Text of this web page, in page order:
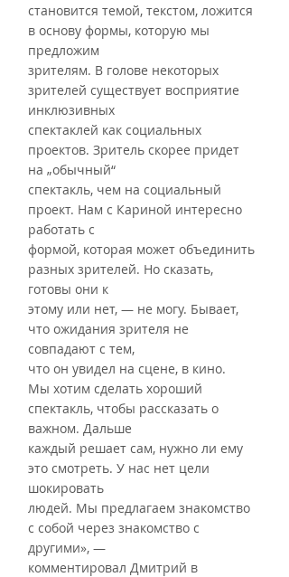
становится темой, текстом, ложится
в основу формы, которую мы
предложим
зрителям. В голове некоторых
зрителей существует восприятие
инклюзивных
спектаклей как социальных
проектов. Зритель скорее придет
на „обычный“
спектакль, чем на социальный
проект. Нам с Кариной интересно
работать с
формой, которая может объединить
разных зрителей. Но сказать,
готовы они к
этому или нет, — не могу. Бывает,
что ожидания зрителя не
совпадают с тем,
что он увидел на сцене, в кино.
Мы хотим сделать хороший
спектакль, чтобы рассказать о
важном. Дальше
каждый решает сам, нужно ли ему
это смотреть. У нас нет цели
шокировать
людей. Мы предлагаем знакомство
с собой через знакомство с
другими», —
комментировал Дмитрий в